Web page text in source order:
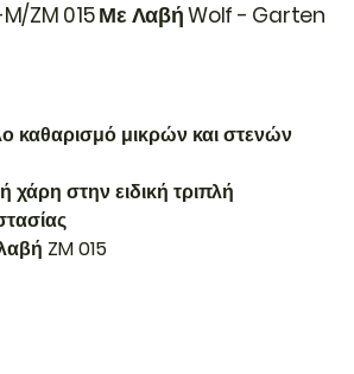
ZM 015 Με Λαβή Wolf - Garten
καθαρισμό μικρών και στενών
χάρη στην ειδική τριπλή
ZM 015